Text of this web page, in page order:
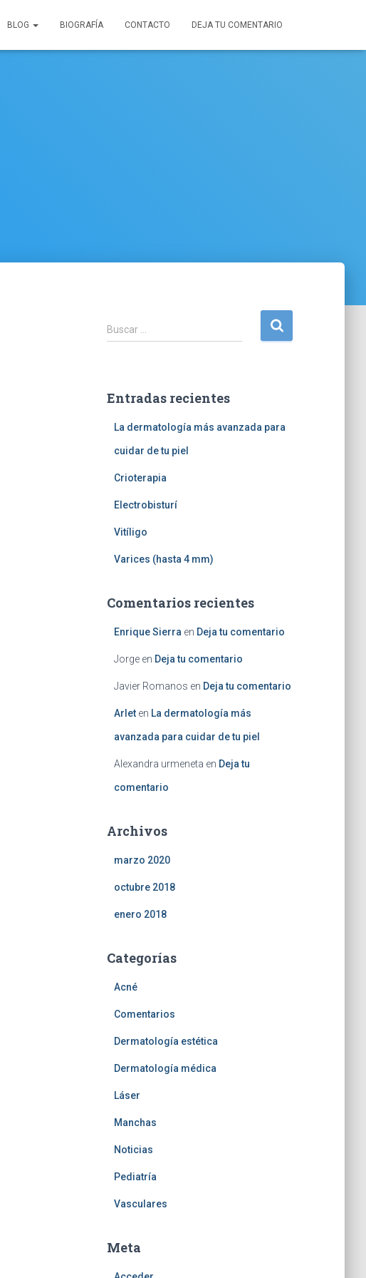
BLOG BIOGRAFÍA CONTACTO DEJA TU COMENTARIO
B
u
r
Buscar …
Entradas recientes
La dermatología más avanzada para
cuidar de tu piel
Crioterapia
Electrobisturí
Vitíligo
Varices (hasta 4 mm)
Comentarios recientes
Enrique Sierra en Deja tu comentario
Jorgeen Deja tu comentario
Javier Romanos en Deja tu comentario
Arleten La dermatología más
avanzada para cuidar de tu piel
Alexandra urmeneta en Deja tu
comentario
Archivos
marzo 2020
octubre 2018
enero 2018
Categorías
Acné
Comentarios
Dermatología estética
Dermatología médica
Láser
Manchas
Noticias
Pediatría
Vasculares
Meta